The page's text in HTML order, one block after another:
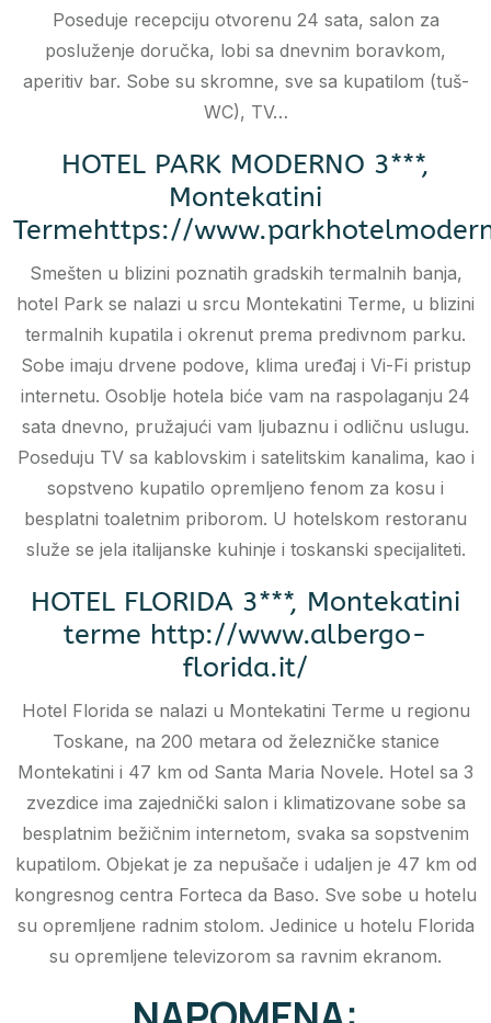
Poseduje recepciju otvorenu 24 sata, salon za
posluženje doručka, lobi sa dnevnim boravkom,
aperitiv bar. Sobe su skromne, sve sa kupatilom (tuš-
WC), TV…
HOTEL PARK MODERNO 3***,
Montekatini
Termehttps://
Smešten u blizini poznatih gradskih termalnih banja,
hotel Park se nalazi u srcu Montekatini Terme, u blizini
termalnih kupatila i okrenut prema predivnom parku.
Sobe imaju drvene podove, klima uređaj i Vi-Fi pristup
internetu. Osoblje hotela biće vam na raspolaganju 24
sata dnevno, pružajući vam ljubaznu i odličnu uslugu.
Poseduju TV sa kablovskim i satelitskim kanalima, kao i
sopstveno kupatilo opremljeno fenom za kosu i
besplatni toaletnim priborom. U hotelskom restoranu
služe se jela italijanske kuhinje i toskanski specijaliteti.
HOTEL FLORIDA 3***, Montekatini
terme http://www.albergo-
florida.it/
Hotel Florida se nalazi u Montekatini Terme u regionu
Toskane, na 200 metara od železničke stanice
Montekatini i 47 km od Santa Maria Novele. Hotel sa 3
zvezdice ima zajednički salon i klimatizovane sobe sa
besplatnim bežičnim internetom, svaka sa sopstvenim
kupatilom. Objekat je za nepušače i udaljen je 47 km od
kongresnog centra Forteca da Baso. Sve sobe u hotelu
su opremljene radnim stolom. Jedinice u hotelu Florida
su opremljene televizorom sa ravnim ekranom.